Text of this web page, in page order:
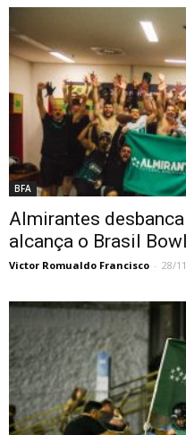
BFA
Almirantes
alcança o Brasil Bowl
Victor Romualdo Francisco - 28/